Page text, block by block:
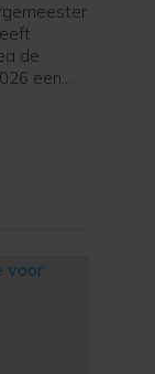
de
een